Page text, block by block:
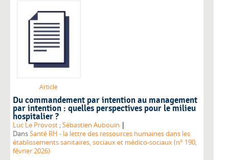
Article
Du commandement par intention au management
par intention : quelles perspectives pour le milieu
hospitalier ?
Luc Le Provost ;Sébastien Aubouin |
DansSanté RH - la lettre des ressources humaines dans les
établissements sanitaires, sociaux et médico-sociaux (n° 190,
février 2026)